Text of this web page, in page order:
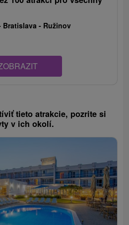
Bratislava - Ružinov
tieto atrakcie, pozrite si
v ich okolí.